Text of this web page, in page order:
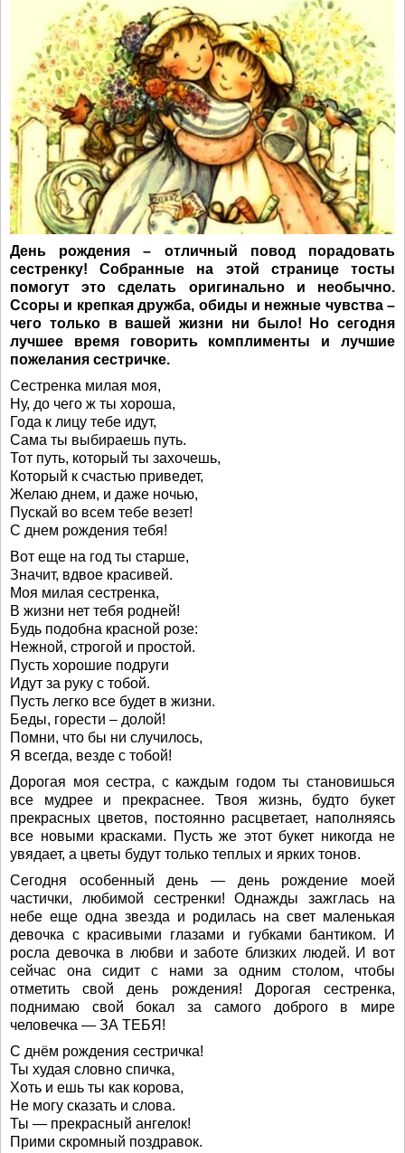
День рождения – отличный повод порадовать
сестренку! Собранные на этой странице тосты
помогут это сделать оригинально и необычно.
Ссоры и крепкая дружба, обиды и нежные чувства –
чего только в вашей жизни ни было! Но сегодня
лучшее время говорить комплименты и лучшие
пожелания сестричке.
Сестренка милая моя,
Ну, до чего ж ты хороша,
Года к лицу тебе идут,
Сама ты выбираешь путь.
Тот путь, который ты захочешь,
Который к счастью приведет,
Желаю днем, и даже ночью,
Пускай во всем тебе везет!
С днем рождения тебя!
Вот еще на год ты старше,
Значит, вдвое красивей.
Моя милая сестренка,
В жизни нет тебя родней!
Будь подобна красной розе:
Нежной, строгой и простой.
Пусть хорошие подруги
Идут за руку с тобой.
Пусть легко все будет в жизни.
Беды, горести – долой!
Помни, что бы ни случилось,
Я всегда, везде с тобой!
Дорогая моя сестра, с каждым годом ты становишься
все мудрее и прекраснее. Твоя жизнь, будто букет
прекрасных цветов, постоянно расцветает, наполняясь
все новыми красками. Пусть же этот букет никогда не
увядает, а цветы будут только теплых и ярких тонов.
Сегодня особенный день — день рождение моей
частички, любимой сестренки! Однажды зажглась на
небе еще одна звезда и родилась на свет маленькая
девочка с красивыми глазами и губками бантиком. И
росла девочка в любви и заботе близких людей. И вот
сейчас она сидит с нами за одним столом, чтобы
отметить свой день рождения! Дорогая сестренка,
поднимаю свой бокал за самого доброго в мире
человечка — ЗА ТЕБЯ!
С днём рождения сестричка!
Ты худая словно спичка,
Хоть и ешь ты как корова,
Не могу сказать и слова.
Ты — прекрасный ангелок!
Прими скромный поздравок.